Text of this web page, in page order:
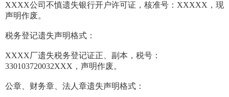
XXXX公司不慎遗失银行开户许可证，核准号：XXXXX，现
声明作废。
税务登记遗失声明格式：
XXXX厂遗失税务登记证正、副本，税号：
330103720032XXX，声明作废。
公章、财务章、法人章遗失声明格式：